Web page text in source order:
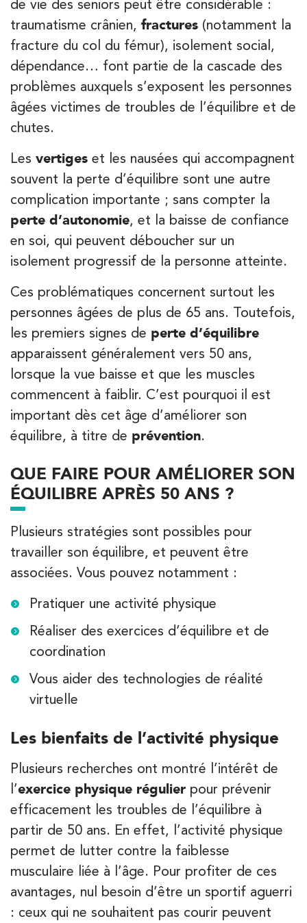
de vie des seniors peut être considérable :
traumatisme crânien, fractures (notamment la
fracture du col du fémur), isolement social,
dépendance… font partie de la cascade des
problèmes auxquels s’exposent les personnes
âgées victimes de troubles de l’équilibre et de
chutes.
Les vertiges et les nausées qui accompagnent
souvent la perte d’équilibre sont une autre
complication importante ; sans compter la
perte d’autonomie, et la baisse de confiance
en soi, qui peuvent déboucher sur un
isolement progressif de la personne atteinte.
Ces problématiques concernent surtout les
personnes âgées de plus de 65 ans. Toutefois,
les premiers signes de perte d’équilibre
apparaissent généralement vers 50 ans,
lorsque la vue baisse et que les muscles
commencent à faiblir. C’est pourquoi il est
important dès cet âge d’améliorer son
équilibre, à titre de prévention.
QUE FAIRE POUR AMÉLIORER SON
ÉQUILIBRE APRÈS 50 ANS ?
Plusieurs stratégies sont possibles pour
travailler son équilibre, et peuvent être
associées. Vous pouvez notamment :
Pratiquer une activité physique
Réaliser des exercices d’équilibre et de
coordination
Vous aider des technologies de réalité
virtuelle
Les bienfaits de l’activité physique
Plusieurs recherches ont montré l’intérêt de
l’exercice physique régulier pour prévenir
efficacement les troubles de l’équilibre à
partir de 50 ans. En effet, l’activité physique
permet de lutter contre la faiblesse
musculaire liée à l’âge. Pour profiter de ces
avantages, nul besoin d’être un sportif aguerri
: ceux qui ne souhaitent pas courir peuvent
IK Paris 7 Saint Germain
199 Bd Saint-Germain 75007 Paris
199 Bd Saint-Germain 75007 Paris
01 43 25 10 20
PRENEZ RDV SUR
PRENEZ RDV SUR
Kinésithérapie
IK Bois Colombes – 92
1 Rue Mertens 92600 Bois-Colombes
1 Rue Mertens 92600 Bois-Colombes
01 43 50 50 81
PRENEZ RDV SUR
PRENEZ RDV SUR
Kinésithérapie
IK Olympe Sante Antony – 92
28 Rue Velpeau 92160 Antony
28 Rue Velpeau 92160 Antony
01 76 21 71 41
Kinésithérapie
74 Bd Haussmann 75008 Paris
74 Bd Haussmann 75008 Paris
01 44 71 93 74
PRENEZ RDV SUR
PRENEZ RDV SUR
Kinésithérapie
IK Morangis – 91
28 Rue Velpeau 92160 Antony
28 Rue Velpeau 92160 Antony
PRENEZ RDV SUR
Balnéothérapie